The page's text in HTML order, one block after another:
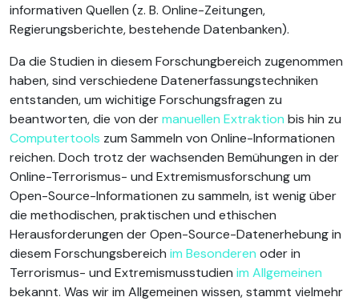
informativen Quellen (z. B. Online-Zeitungen,
Regierungsberichte, bestehende Datenbanken).
Da die Studien in diesem Forschungbereich zugenommen
haben, sind verschiedene Datenerfassungstechniken
entstanden, um wichitige Forschungsfragen zu
beantworten, die von dermanuellen Extraktion bis hin zu
Computertools zum Sammeln von Online-Informationen
reichen. Doch trotz der wachsenden Bemühungen in der
Online-Terrorismus- und Extremismusforschung um
Open-Source-Informationen zu sammeln, ist wenig über
die methodischen, praktischen und ethischen
Herausforderungen der Open-Source-Datenerhebung in
diesem Forschungsbereich im Besonderen oder in
Terrorismus- und Extremismusstudien im Allgemeinen
bekannt. Was wir im Allgemeinen wissen, stammt vielmehr